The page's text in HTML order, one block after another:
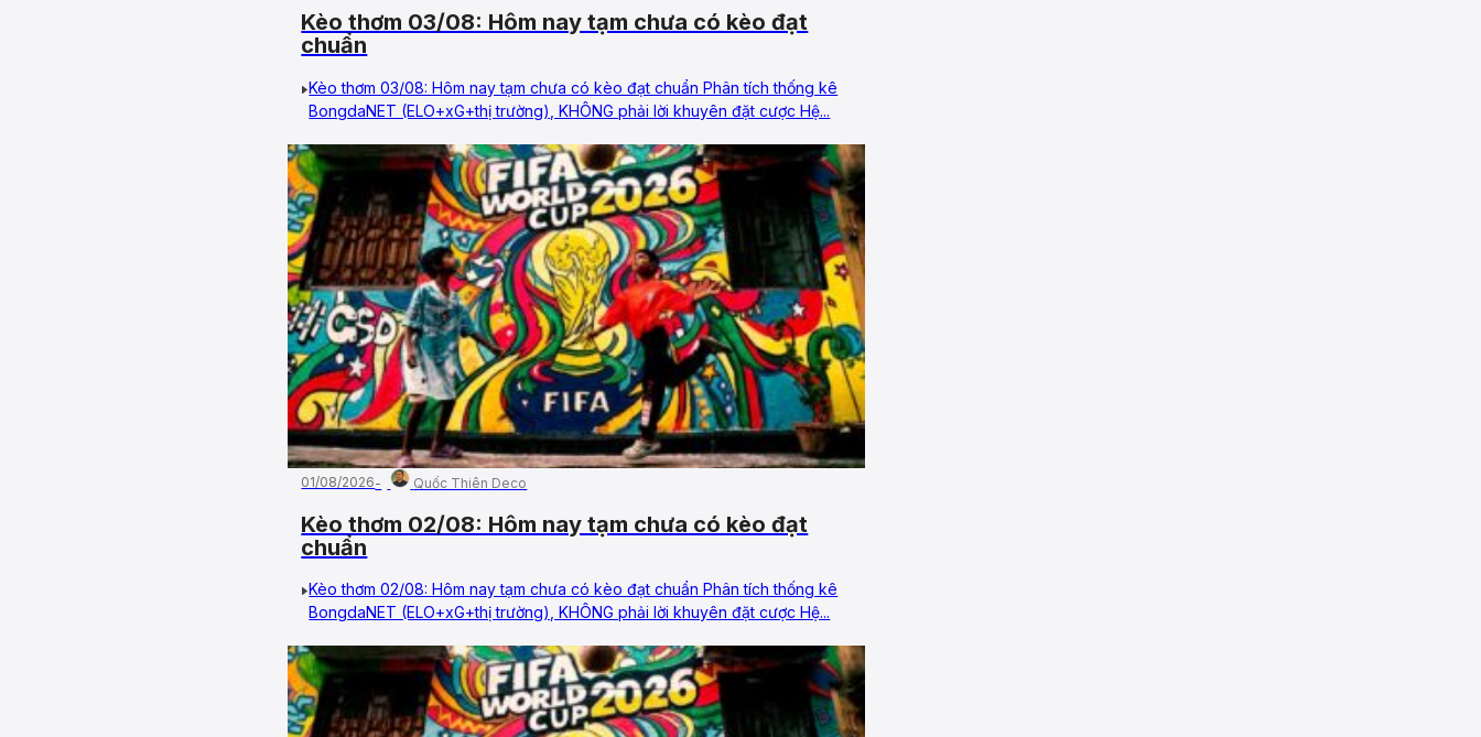
Kèo thơm 03/08: Hôm nay tạm chưa có kèo đạt
chuẩn
Kèo thơm 03/08: Hôm nay tạm chưa có kèo đạt chuẩn Phân tích thống kê
BongdaNET (ELO+xG+thị trường), KHÔNG phải lời khuyên đặt cược Hệ...
01/08/2026 Quốc Thiên Deco
Kèo thơm 02/08: Hôm nay tạm chưa có kèo đạt
chuẩn
Kèo thơm 02/08: Hôm nay tạm chưa có kèo đạt chuẩn Phân tích thống kê
BongdaNET (ELO+xG+thị trường), KHÔNG phải lời khuyên đặt cược Hệ...